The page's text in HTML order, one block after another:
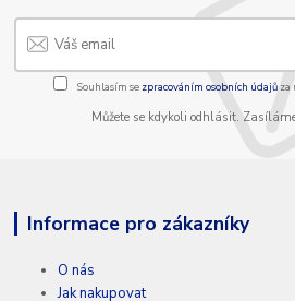
Souhlasím se zpracováním osobních údajůza
Můžete se kdykoli odhlásit.
Informace pro zákazníky
O nás
Jak nakupovat